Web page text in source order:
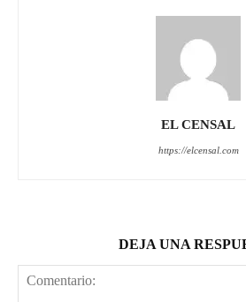
EL CENSAL
https://elcensal.com
DEJA UNA